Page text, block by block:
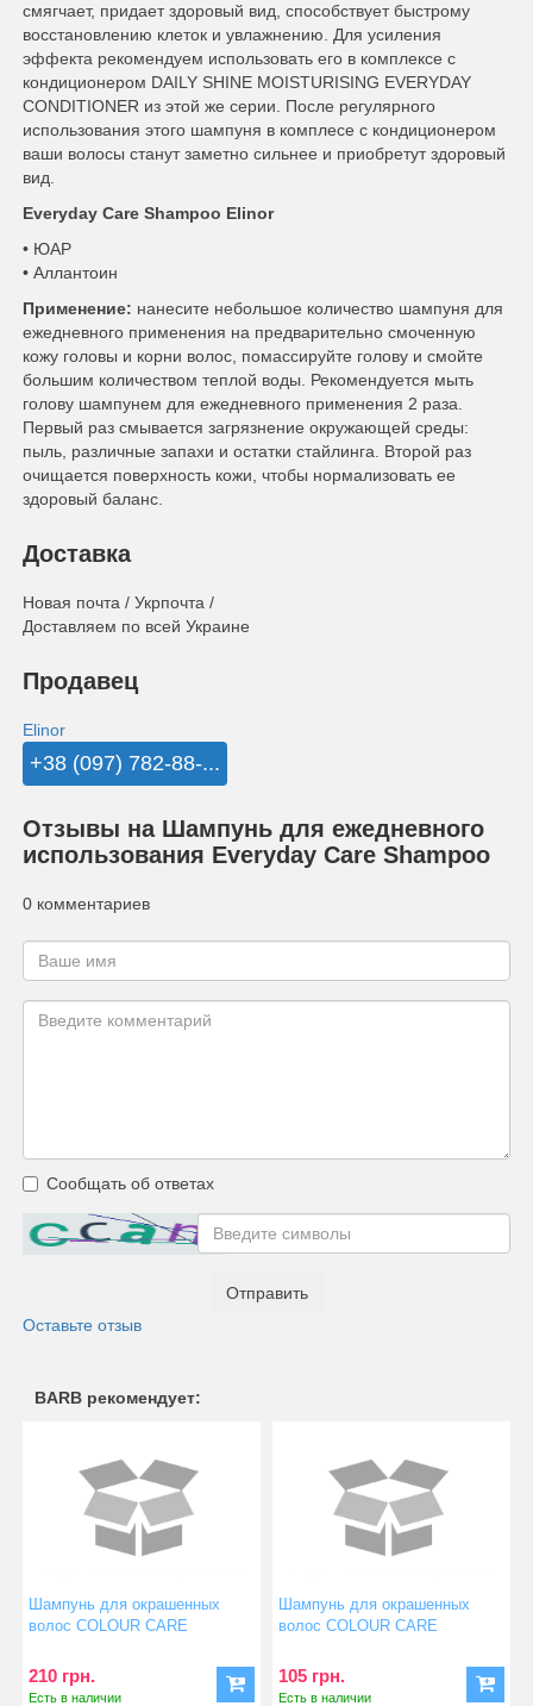
смягчает, придает здоровый вид, способствует быстрому
восстановлению клеток и увлажнению. Для усиления
эффекта рекомендуем использовать его в комплексе с
кондиционером DAILY SHINE MOISTURISING EVERYDAY
CONDITIONER из этой же серии. После регулярного
использования этого шампуня в комплесе с кондиционером
ваши волосы станут заметно сильнее и приобретут здоровый
вид.
Everyday Care Shampoo Elinor
• ЮАР
• Аллантоин
Применение: нанесите небольшое количество шампуня для
ежедневного применения на предварительно смоченную
кожу головы и корни волос, помассируйте голову и смойте
большим количеством теплой воды. Рекомендуется мыть
голову шампунем для ежедневного применения 2 раза.
Первый раз смывается загрязнение окружающей среды:
пыль, различные запахи и остатки стайлинга. Второй раз
очищается поверхность кожи, чтобы нормализовать ее
здоровый баланс.
Доставка
Новая почта / Укрпочта /
Доставляем по всей Украине
Продавец
Еlinor
+38 (097) 782-88-...
Отзывы на Шампунь для ежедневного
использования Everyday Care Shampoo
0 комментариев
Сообщать об ответах
Отправить
Оставьте отзыв
BARB рекомендует:
Шампунь для окрашенных
волос COLOUR CARE
210 грн.
Есть в наличии
Шампунь для окрашенных
волос COLOUR CARE
105 грн.
Есть в наличии